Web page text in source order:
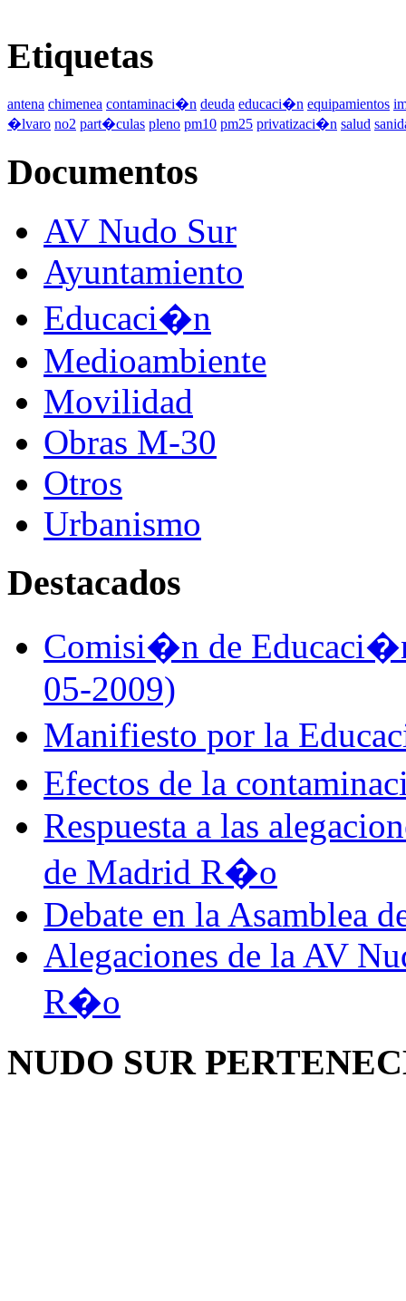
Etiquetas
antena chimenea contaminaci�n deuda educaci�n equipamientos
�lvaro no2 part�culas pleno pm10 pm25 privatizaci�n salud
Documentos
AV Nudo Sur
Ayuntamiento
Educaci�n
Medioambiente
Movilidad
Obras M-30
Otros
Urbanismo
Destacados
Comisi�n de
05-2009)
Manifiesto por la
Efectos de la
Respuesta a las
de Madrid R�o
Debate en la Asamblea
Alegaciones de la AV
R�o
NUDO SUR